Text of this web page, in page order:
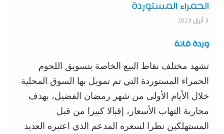
الحمراء المستوردة
3 أبريل 2023
وردة قانة
تشهد مختلف نقاط البيع الخاصة بتسويق اللحوم
الحمراء المستوردة التي تم تمويل بها السوق المحلية
خلال الأيام الأولى من شهر رمضان الفضيل، بهدف
محاربة التهاب الأسعار، إقبالا كبيرا من قبل
المستهلكين نظرا لسعره المدعم الذي اعتبره العديد